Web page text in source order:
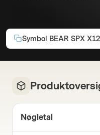
Symbol BEAR SPX
Nøgletal